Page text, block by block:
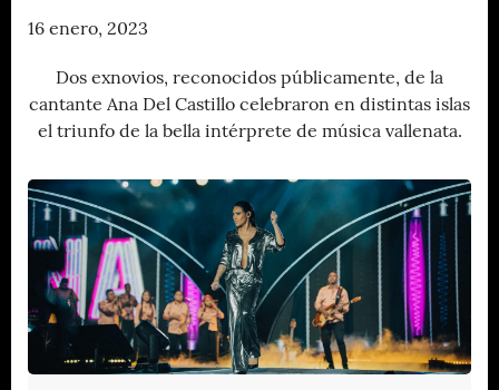
16 enero, 2023
Dos exnovios, reconocidos públicamente, de la
cantante Ana Del Castillo celebraron en distintas islas
el triunfo de la bella intérprete de música vallenata.